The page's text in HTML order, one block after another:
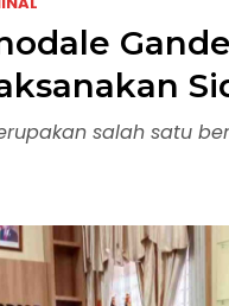
salah satu